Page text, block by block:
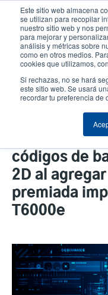
Este sitio web almacena
se utilizan para recopilar
nuestro sitio web y nos
para mejorar y
análisis y métricas sobre
como en otros medios.
cookies que utilizamos,
Si rechazas, no se hará
este sitio web. Se usará
recordar tu preferencia de
contenido
principal
Header
TSC
cartera de
códigos de
2D al
premiada
T6000e